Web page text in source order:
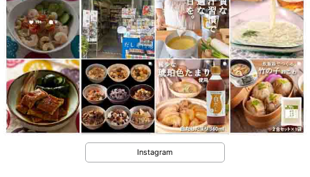
Instagram